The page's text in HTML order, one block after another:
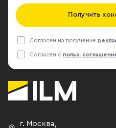
Получить
Согласен на получение
Согласен с польз.
г. Москва